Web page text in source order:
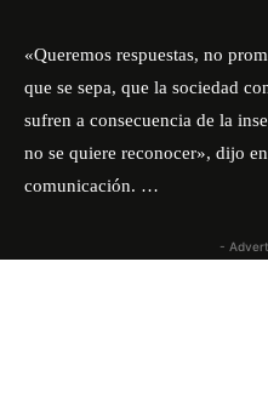
«Queremos respuestas, no
que se sepa, que la sociedad
sufren a consecuencia de la
no se quiere reconocer», dijo
comunicación. …
-